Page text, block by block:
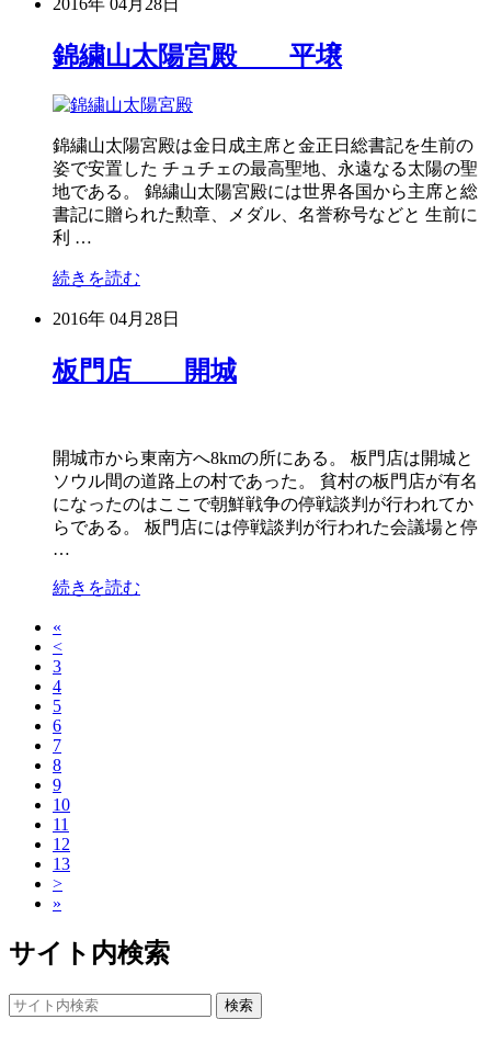
錦繍山太陽宮殿 平壌
錦繍山太陽宮殿は金日成主席と金正日総書記を生前の
姿で安置した チュチェの最高聖地、永遠なる太陽の聖
地である。 錦繍山太陽宮殿には世界各国から主席と総
書記に贈られた勲章、メダル、名誉称号などと 生前に
利 …
続きを読む
2016年 04月28日
板門店 開城
開城市から東南方へ8kmの所にある。 板門店は開城と
ソウル間の道路上の村であった。 貧村の板門店が有名
になったのはここで朝鮮戦争の停戦談判が行われてか
らである。 板門店には停戦談判が行われた会議場と停
…
続きを読む
«
<
3
4
5
6
7
8
9
10
11
12
13
>
»
サイト内検索